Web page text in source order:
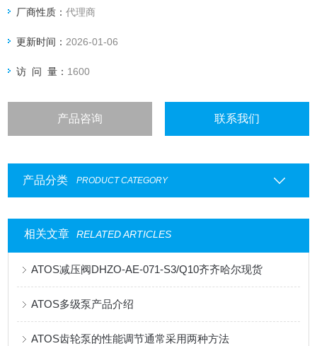
机，风扇，鼓风机，压缩机，齿轮箱，离心机，泵，磨煤机及
厂商性质：代理商
更新时间： 2026-01-06
访 问 量： 1600
产品咨询 联系我们
产品分类 PRODUCT CATEGORY
相关文章 RELATED ARTICLES
ATOS减压阀DHZO-AE-071-S3/Q10齐齐哈尔现货
ATOS多级泵产品介绍
ATOS齿轮泵的性能调节通常采用两种方法